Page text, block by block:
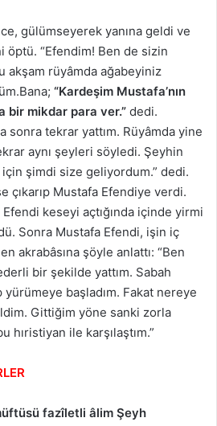
gülümseyerek yanına geldi ve
“Efendim! Ben de sizin
akşam rüyâmda ağabeyiniz
“Kardeşim Mustafa’nın
bir mikdar para ver.” dedi.
sonra tekrar yattım. Rüyâmda yine
aynı şeyleri söyledi. Şeyhin
şimdi size geliyordum.” dedi.
çıkarıp Mustafa Efendiye verdi.
keseyi açtığında içinde yirmi
Sonra Mustafa Efendi, işin iç
akrabâsına şöyle anlattı: “Ben
bir şekilde yattım. Sabah
yürümeye başladım. Fakat nereye
Gittiğim yöne sanki zorla
hıristiyan ile karşılaştım.”
fazîletli âlim Şeyh